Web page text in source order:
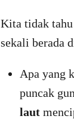
Kita tidak tahu
sekali berada
Apa yang
puncak
laut